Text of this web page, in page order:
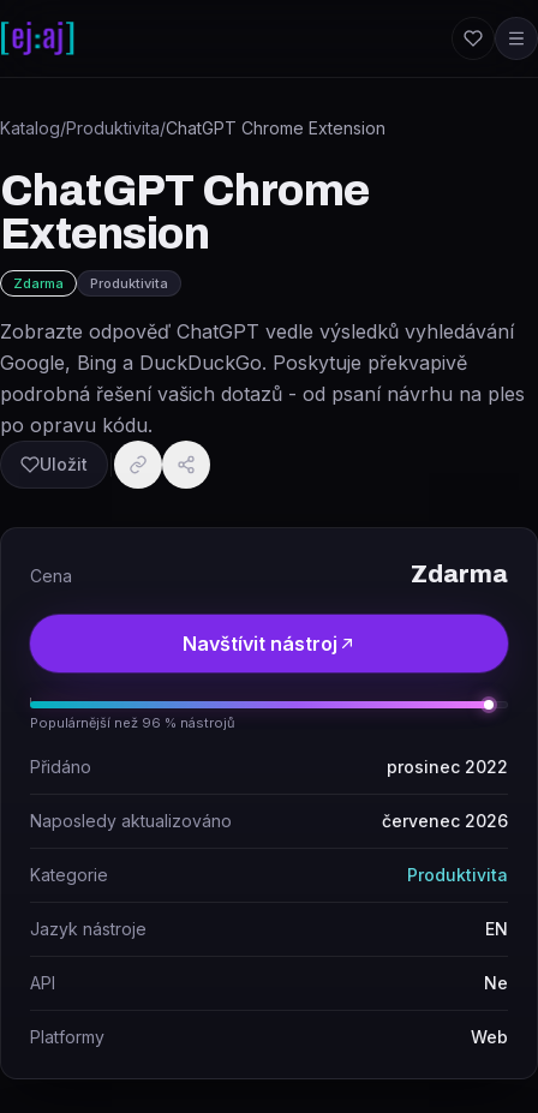
Katalog/Produktivita/ChatGPT Chrome Extension
ChatGPT Chrome
Extension
Zdarma Produktivita
Zobrazte odpověď ChatGPT vedle výsledků vyhledávání
Google, Bing a DuckDuckGo. Poskytuje překvapivě
podrobná řešení vašich dotazů - od psaní návrhu na ples
po opravu kódu.
Uložit
Cena Zdarma
Navštívit nástroj
Populárnější než 96 % nástrojů
Přidáno prosinec 2022
Naposledy aktualizováno červenec 2026
Kategorie Produktivita
Jazyk nástroje EN
API Ne
Platformy Web